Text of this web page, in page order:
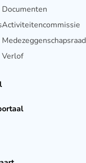
Documenten
Activiteitencommissie
Medezeggenschapsraad
Verlof